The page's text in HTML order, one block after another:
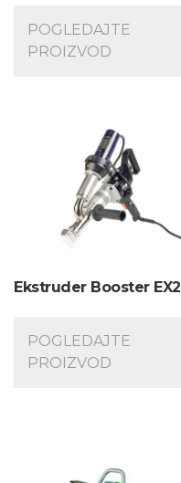
POGLEDAJTE
PROIZVOD
Ekstruder Booster EX2
POGLEDAJTE
PROIZVOD